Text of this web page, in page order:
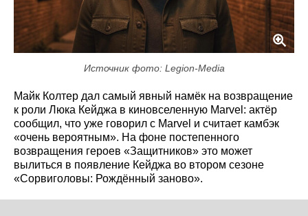
Источник фото: Legion-Media
Майк Колтер дал самый явный намёк на возвращение
к роли Люка Кейджа в киновселенную Marvel: актёр
сообщил, что уже говорил с Marvel и считает камбэк
«очень вероятным». На фоне постепенного
возвращения героев «Защитников» это может
вылиться в появление Кейджа во втором сезоне
«Сорвиголовы: Рождённый заново».